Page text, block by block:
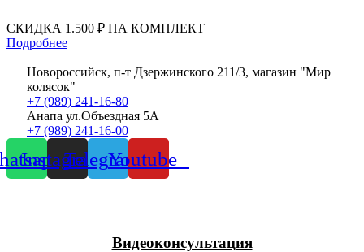
к
содержимому
СКИДКА 1.500 ₽ НА КОМПЛЕКТ
Подробнее
Новороссийск, п-т Дзержинского 211/3, магазин "Мир
колясок"
+7 (989) 241-16-80
Анапа ул.Объездная 5А
+7 (989) 241-16-00
InstagramTelegramYoutube
Видеоконсультация